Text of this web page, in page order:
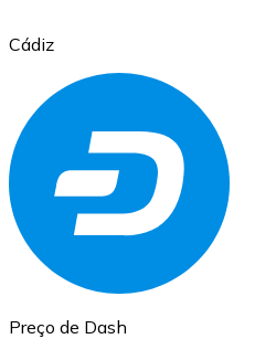
Ethereum
ETH
Cádiz
Preço de Dash